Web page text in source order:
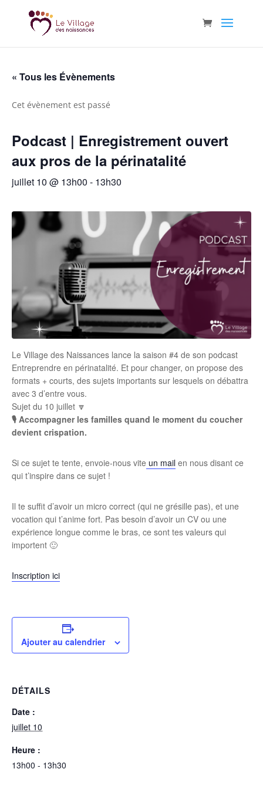
« Tous les Évènements
Cet évènement est passé
Podcast | Enregistrement ouvert
aux pros de la périnatalité
juillet 10 @ 13h00 - 13h30
Le Village des Naissances lance la saison #4 de son podcast
Entreprendre en périnatalité. Et pour changer, on propose des
formats + courts, des sujets importants sur lesquels on débattra
avec 3 d’entre vous.
Sujet du 10 juillet 🔽
🎙 Accompagner les familles quand le moment du coucher
devient crispation.
Si ce sujet te tente, envoie-nous vite un mail en nous disant ce
qui t’inspire dans ce sujet !
Il te suffit d’avoir un micro correct (qui ne grésille pas), et une
vocation qui t’anime fort. Pas besoin d’avoir un CV ou une
expérience longue comme le bras, ce sont tes valeurs qui
importent 🙂
Inscription ici
Ajouter au calendrier
DÉTAILS
Date :
juillet 10
Heure :
13h00 - 13h30